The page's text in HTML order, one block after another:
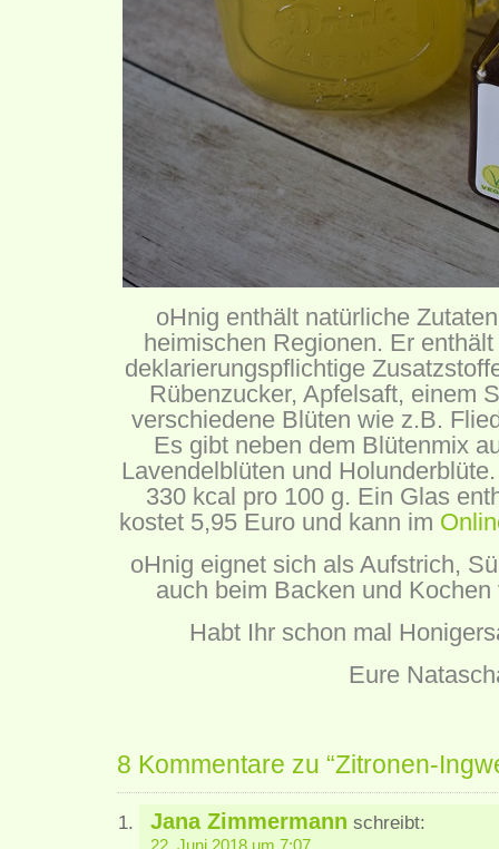
oHnig enthält natürliche
heimischen Regionen. Er
deklarierungspflichtige
Rübenzucker, Apfelsaft, einem
verschiedene Blüten wie z.B.
Es gibt neben dem Blütenmix
Lavendelblüten und
330 kcal pro 100 g. Ein Glas
kostet 5,95 Euro und kann im
oHnig eignet sich als Aufstrich,
auch beim Backen und
Habt Ihr schon mal
Eure
8 Kommentare zu “Zitronen-
Jana Zimmermann schreibt: